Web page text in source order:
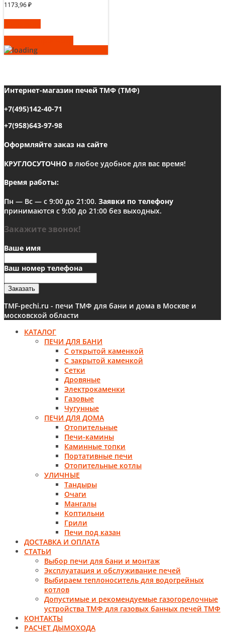
1173,96₽
Интернет-магазин печей ТМФ (ТМФ)
+7(495)142-40-71
+7(958)643-97-98
Оформляйте заказ на сайте
КРУГЛОСУТОЧНО в любое удобное для вас время!
Время работы:
Пн — Вс — с 9:00 до 21:00. Заявки по телефону
принимаются с 9:00 до 21:00 без выходных.
Закажите звонок!
Ваше имя
Ваш номер телефона
Заказать
TMF-pechi.ru - печи ТМФ для бани и дома в Москве и
московской области
КАТАЛОГ
ПЕЧИ ДЛЯ БАНИ
С открытой каменкой
С закрытой каменкой
Сетки
Дровяные
Электрокаменки
Газовые
Чугунные
ПЕЧИ ДЛЯ ДОМА
Отопительные
Печи-камины
Каминные топки
Портативные печи
Отопительные котлы
УЛИЧНЫЕ
Тандыры
Очаги
Мангалы
Коптильни
Грили
Печи под казан
ДОСТАВКА И ОПЛАТА
СТАТЬИ
Выбор печи для бани и монтаж
Эксплуатация и обслуживание печей
Выбираем теплоноситель для водогрейных
котлов
Допустимые и рекомендуемые газогорелочные
устройства ТМФ для газовых банных печей ТМФ
КОНТАКТЫ
РАСЧЕТ ДЫМОХОДА